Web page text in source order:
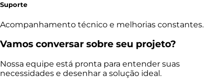
Suporte
Acompanhamento técnico e melhorias constantes.
Vamos conversar sobre seu projeto?
Nossa equipe está pronta para entender suas
necessidades e desenhar a solução ideal.